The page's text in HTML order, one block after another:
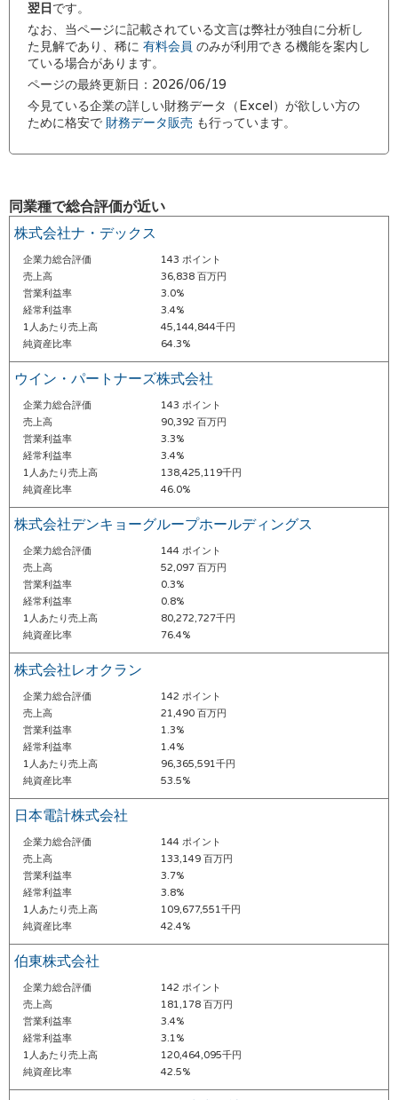
翌日 です。
なお、当ページに記載されている文言は弊社が独自に分析し
た見解であり、稀に 有料会員 のみが利用できる機能を案内し
ている場合があります。
ページの最終更新日：2026/06/19
今見ている企業の詳しい財務データ（Excel）が欲しい方の
ために格安で 財務データ販売 も行っています。
同業種で総合評価が近い
株式会社ナ・デックス
企業力総合評価
143 ポイント
売上高
36,838 百万円
営業利益率
3.0%
経常利益率
3.4%
1人あたり売上高
45,144,844千円
純資産比率
64.3%
ウイン・パートナーズ株式会社
企業力総合評価
143 ポイント
売上高
90,392 百万円
営業利益率
3.3%
経常利益率
3.4%
1人あたり売上高
138,425,119千円
純資産比率
46.0%
株式会社デンキョーグループホールディングス
企業力総合評価
144 ポイント
売上高
52,097 百万円
営業利益率
0.3%
経常利益率
0.8%
1人あたり売上高
80,272,727千円
純資産比率
76.4%
株式会社レオクラン
企業力総合評価
142 ポイント
売上高
21,490 百万円
営業利益率
1.3%
経常利益率
1.4%
1人あたり売上高
96,365,591千円
純資産比率
53.5%
日本電計株式会社
企業力総合評価
144 ポイント
売上高
133,149 百万円
営業利益率
3.7%
経常利益率
3.8%
1人あたり売上高
109,677,551千円
純資産比率
42.4%
伯東株式会社
企業力総合評価
142 ポイント
売上高
181,178 百万円
営業利益率
3.4%
経常利益率
3.1%
1人あたり売上高
120,464,095千円
純資産比率
42.5%